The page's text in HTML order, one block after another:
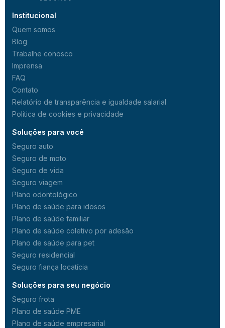
Institucional
Quem somos
Blog
Trabalhe conosco
Imprensa
FAQ
Contato
Relatório de transparência e igualdade salarial
Política de cookies e privacidade
Soluções para você
Seguro auto
Seguro de moto
Seguro de vida
Seguro viagem
Plano odontológico
Plano de saúde para idosos
Plano de saúde familiar
Plano de saúde coletivo por adesão
Plano de saúde para pet
Seguro residencial
Seguro fiança locatícia
Soluções para seu negócio
Seguro frota
Plano de saúde PME
Plano de saúde empresarial